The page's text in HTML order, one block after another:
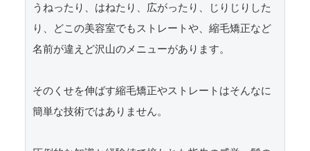
うねったり、はねたり、広がったり、じりじりした
り、どこの美容室でもストレートや、縮毛矯正など
名前が違えど沢山のメニューがあります。
そのくせを伸ばす縮毛矯正やストレートはそんなに
簡単な技術ではありません。